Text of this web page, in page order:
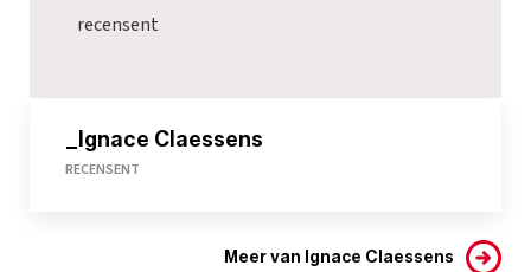
recensent
_Ignace Claessens
RECENSENT
Meer van Ignace Claessens